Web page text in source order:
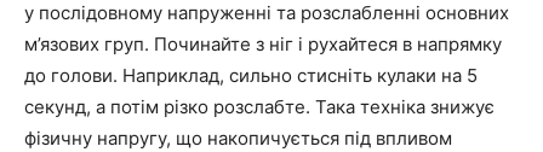
у послідовному напруженні та розслабленні основних
м’язових груп. Починайте з ніг і рухайтеся в напрямку
до голови. Наприклад, сильно стисніть кулаки на 5
секунд, а потім різко розслабте. Така техніка знижує
фізичну напругу, що накопичується під впливом